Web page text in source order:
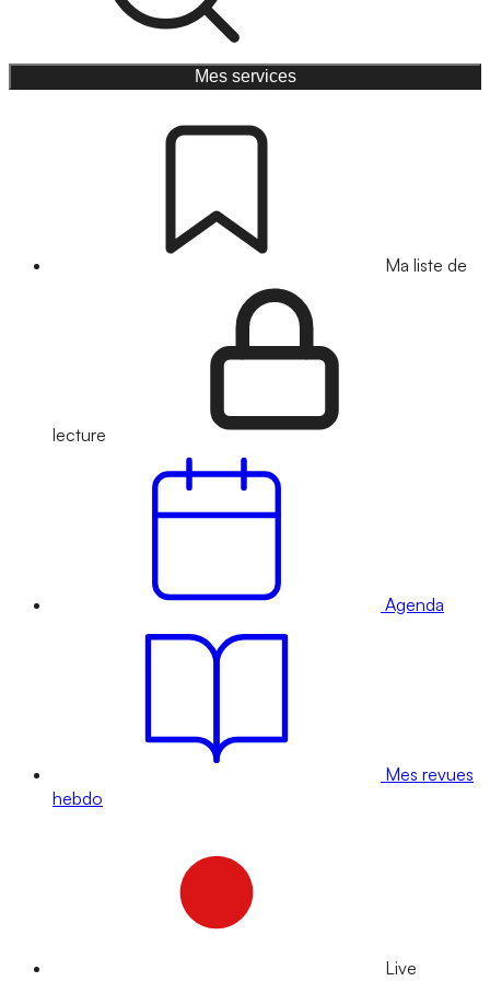
Mes services
Ma liste de
lecture
Agenda
Mes revues
hebdo
Live